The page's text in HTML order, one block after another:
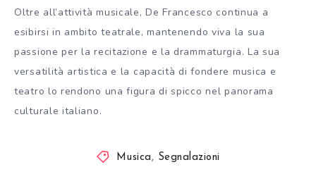
Oltre all’attività musicale, De Francesco continua a
esibirsi in ambito teatrale, mantenendo viva la sua
passione per la recitazione e la drammaturgia. La sua
versatilità artistica e la capacità di fondere musica e
teatro lo rendono una figura di spicco nel panorama
culturale italiano.
Musica , Segnalazioni